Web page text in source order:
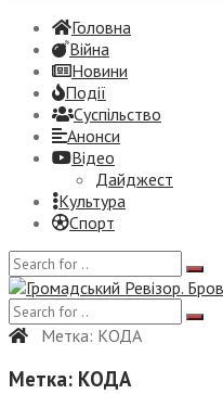
Головна
Війна
Новини
Події
Суспiльство
Анонси
Відео
Дайджест
Культура
Спорт
Метка: КОДА
Метка: КОДА